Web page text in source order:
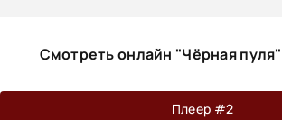
Смотреть онлайн "Чёрная
Плеер #2